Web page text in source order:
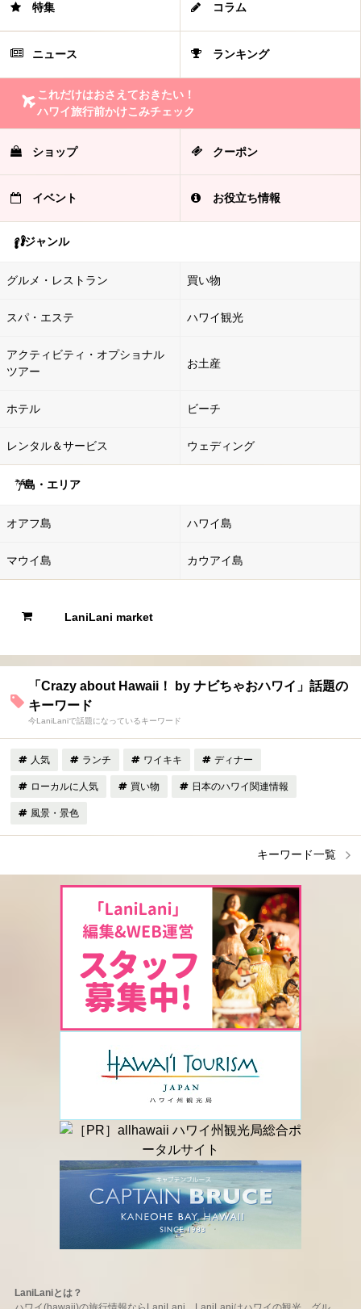
特集 コラム
ニュース ランキング
これだけはおさえておきたい！
ハワイ旅行前かけこみチェック
ショップ クーポン
イベント お役立ち情報
ジャンル
グルメ・レストラン 買い物
スパ・エステ ハワイ観光
アクティビティ・オプショナル
ツアー
お土産
ホテル ビーチ
レンタル＆サービス ウェディング
島・エリア
オアフ島 ハワイ島
マウイ島 カウアイ島
LaniLani market
「Crazy about Hawaii！ by ナビちゃおハワイ」話題の
キーワード
今LaniLaniで話題になっているキーワード
人気 ランチ ワイキキ ディナー
ローカルに人気 買い物 日本のハワイ関連情報
風景・景色
キーワード一覧
LaniLaniとは？